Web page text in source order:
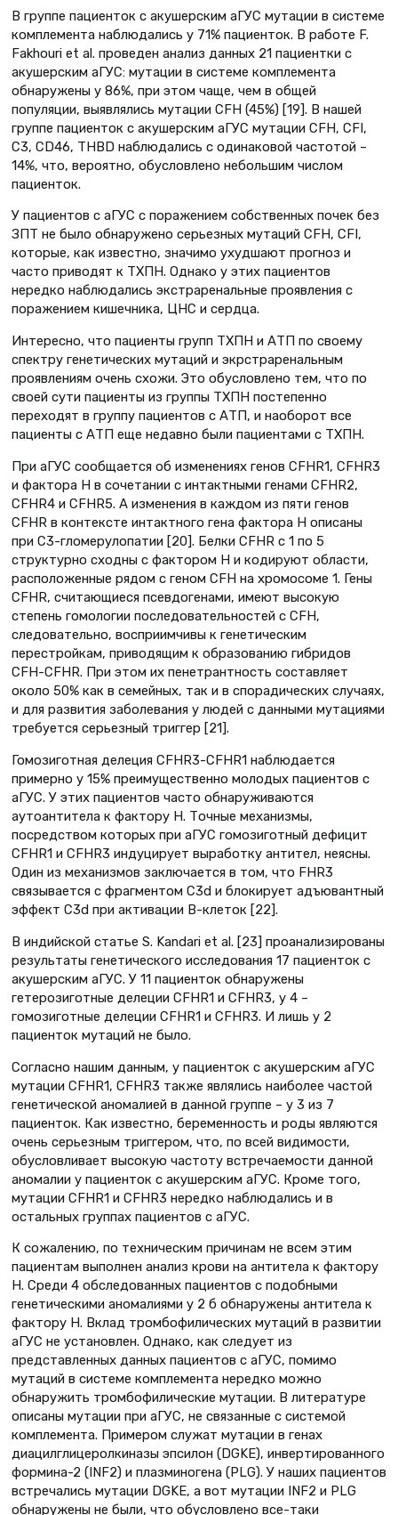
В группе пациенток с акушерским аГУС мутации в системе
комплемента наблюдались у 71% пациенток. В работе F.
Fakhouri et al. проведен анализ данных 21 пациентки с
акушерским аГУС: мутации в системе комплемента
обнаружены у 86%, при этом чаще, чем в общей
популяции, выявлялись мутации CFH (45%) [19]. В нашей
группе пациенток с акушерским аГУС мутации CFH, CFI,
C3, CD46, THBD наблюдались с одинаковой частотой –
14%, что, вероятно, обусловлено небольшим числом
пациенток.
У пациентов с аГУС с поражением собственных почек без
ЗПТ не было обнаружено серьезных мутаций CFH, CFI,
которые, как известно, значимо ухудшают прогноз и
часто приводят к ТХПН. Однако у этих пациентов
нередко наблюдались экстраренальные проявления с
поражением кишечника, ЦНС и сердца.
Интересно, что пациенты групп ТХПН и АТП по своему
спектру генетических мутаций и экрстраренальным
проявлениям очень схожи. Это обусловлено тем, что по
своей сути пациенты из группы ТХПН постепенно
переходят в группу пациентов с АТП, и наоборот все
пациенты с АТП еще недавно были пациентами с ТХПН.
При аГУС сообщается об изменениях генов CFHR1, CFHR3
и фактора H в сочетании с интактными генами CFHR2,
CFHR4 и CFHR5. А изменения в каждом из пяти генов
CFHR в контексте интактного гена фактора H описаны
при С3-гломерулопатии [20]. Белки CFHR с 1 по 5
структурно сходны с фактором H и кодируют области,
расположенные рядом с геном CFH на хромосоме 1. Гены
CFHR, считающиеся псевдогенами, имеют высокую
степень гомологии последовательностей с CFH,
следовательно, восприимчивы к генетическим
перестройкам, приводящим к образованию гибридов
CFH-CFHR. При этом их пенетрантность составляет
около 50% как в семейных, так и в спорадических случаях,
и для развития заболевания у людей с данными мутациями
требуется серьезный триггер [21].
Гомозиготная делеция CFHR3-CFHR1 наблюдается
примерно у 15% преимущественно молодых пациентов с
аГУС. У этих пациентов часто обнаруживаются
аутоантитела к фактору Н. Точные механизмы,
посредством которых при аГУС гомозиготный дефицит
CFHR1 и CFHR3 индуцирует выработку антител, неясны.
Один из механизмов заключается в том, что FHR3
связывается с фрагментом C3d и блокирует адъювантный
эффект C3d при активации В-клеток [22].
В индийской статье S. Kandari et al. [23] проанализированы
результаты генетического исследования 17 пациенток с
акушерским аГУС. У 11 пациенток обнаружены
гетерозиготные делеции CFHR1 и CFHR3, у 4 –
гомозиготные делеции CFHR1 и CFHR3. И лишь у 2
пациенток мутаций не было.
Согласно нашим данным, у пациенток с акушерским аГУС
мутации CFHR1, CFHR3 также являлись наиболее частой
генетической аномалией в данной группе – у 3 из 7
пациенток. Как известно, беременность и роды являются
очень серьезным триггером, что, по всей видимости,
обусловливает высокую частоту встречаемости данной
аномалии у пациенток с акушерским аГУС. Кроме того,
мутации CFHR1 и CFHR3 нередко наблюдались и в
остальных группах пациентов с аГУС.
К сожалению, по техническим причинам не всем этим
пациентам выполнен анализ крови на антитела к фактору
Н. Среди 4 обследованных пациентов с подобными
генетическими аномалиями у 2 б обнаружены антитела к
фактору Н. Вклад тромбофилических мутаций в развитии
аГУС не установлен. Однако, как следует из
представленных данных пациентов с аГУС, помимо
мутаций в системе комплемента нередко можно
обнаружить тромбофилические мутации. В литературе
описаны мутации при аГУС, не связанные с системой
комплемента. Примером служат мутации в генах
диацилглицеролкиназы эпсилон (DGKE), инвертированного
формина-2 (INF2) и плазминогена (PLG). У наших пациентов
встречались мутации DGKE, а вот мутации INF2 и PLG
обнаружены не были, что обусловлено все-таки